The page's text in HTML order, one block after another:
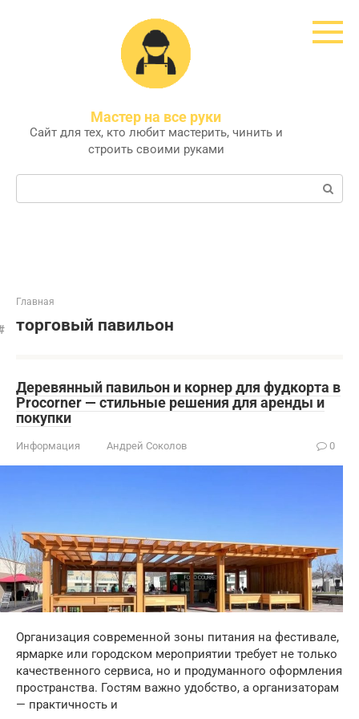
Мастер на все руки
Сайт для тех, кто любит мастерить, чинить и
строить своими руками
Поиск:
Главная
торговый павильон
Деревянный павильон и корнер для фудкорта в
Procorner — стильные решения для аренды и
покупки
Информация Андрей Соколов 0
Организация современной зоны питания на фестивале,
ярмарке или городском мероприятии требует не только
качественного сервиса, но и продуманного оформления
пространства. Гостям важно удобство, а организаторам
— практичность и